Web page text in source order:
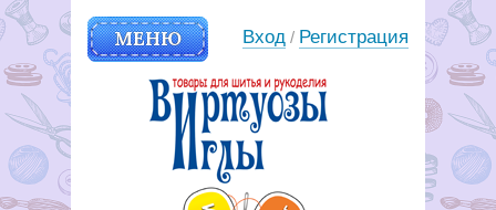
МЕНЮ Вход / Регистрация